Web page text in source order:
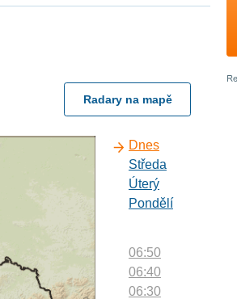
Radary na mapě
Dnes
Středa
Úterý
Pondělí
06:50
06:40
06:30